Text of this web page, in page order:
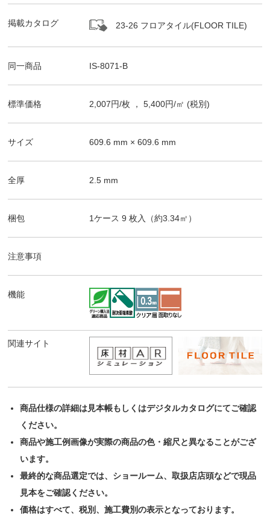
掲載カタログ 23-26 フロアタイル(FLOOR TILE)
同一商品 IS-8071-B
標準価格 2,007円/枚 ，5,400円/㎡ (税別)
サイズ 609.6 mm ×609.6 mm
全厚 2.5 mm
梱包 1ケース9 枚入（約3.34㎡）
注意事項
機能
関連サイト
商品仕様の詳細は見本帳もしくはデジタルカタログにてご確認
ください。
商品や施工例画像が実際の商品の色・縮尺と異なることがござ
います。
最終的な商品選定では、ショールーム、取扱店店頭などで現品
見本をご確認ください。
価格はすべて、税別、施工費別の表示となっております。